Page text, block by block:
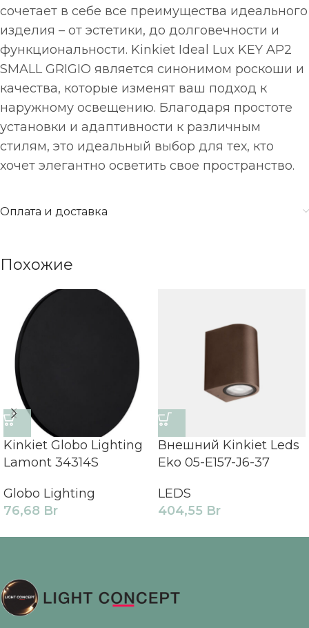
сочетает в себе все преимущества идеального
изделия – от эстетики, до долговечности и
функциональности. Kinkiet Ideal Lux KEY AP2
SMALL GRIGIO является синонимом роскоши и
качества, которые изменят ваш подход к
наружному освещению. Благодаря простоте
установки и адаптивности к различным
стилям, это идеальный выбор для тех, кто
хочет элегантно осветить свое пространство.
Оплата и доставка
Похожие
Kinkiet Globo Lighting
Lamont 34314S
Globo Lighting
76,68 Br
Внешний Kinkiet Leds
Eko 05-E157-J6-37
LEDS
404,55 Br